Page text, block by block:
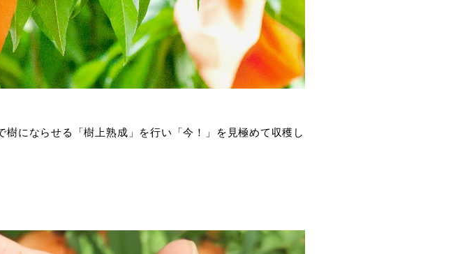
にならせる「樹上熟成」を行い「今！」を見極めて収穫し